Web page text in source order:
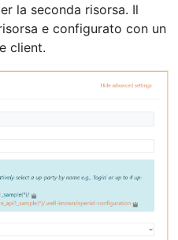
la seconda risorsa. Il
e configurato con un
client.